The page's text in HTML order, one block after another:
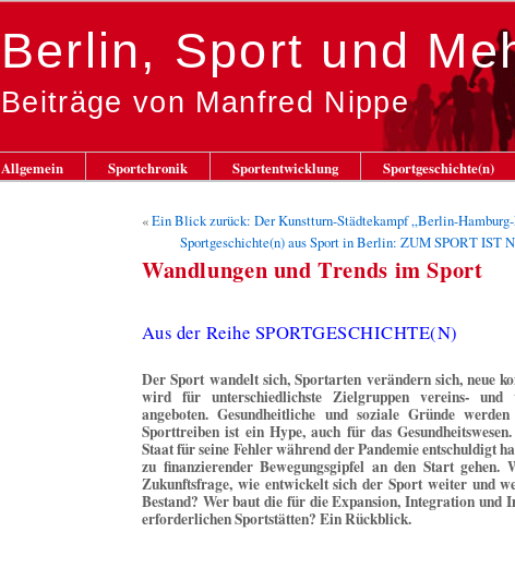
Berlin, Sport und
Beiträge von Manfred Nippe
Allgemein Sportchronik Sportentwicklung Sportgeschichte(n)
«Ein Blick zurück: Der Kunstturn-Städtekampf „Berlin-
Sportgeschichte(n) aus Sport in Berlin: ZUM SPORT IST
Wandlungen und Trends im Sport
Aus der Reihe SPORTGESCHICHTE(N)
Der Sport wandelt sich, Sportarten verändern sich, neue
wird für unterschiedlichste Zielgruppen vereins- und
angeboten. Gesundheitliche und soziale Gründe
Sporttreiben ist ein Hype, auch für das
Staat für seine Fehler während der Pandemie entschuldigt
zu finanzierender Bewegungsgipfel an den Start gehen.
Zukunftsfrage, wie entwickelt sich der Sport weiter und
Bestand? Wer baut die für die Expansion, Integration und
erforderlichen Sportstätten? Ein Rückblick.